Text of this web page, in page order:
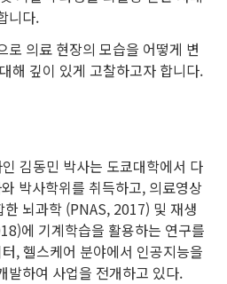
니다.
로 의료 현장의 모습을 어떻게 변
해 깊이 있게 고찰하고자 합니다.
김동민 박사는 도쿄대학에서 다
박사학위를 취득하고, 의료영상
뇌과학 (PNAS, 2017) 및 재생
에 기계학습을 활용하는 연구를
, 헬스케어 분야에서 인공지능을
발하여 사업을 전개하고 있다.